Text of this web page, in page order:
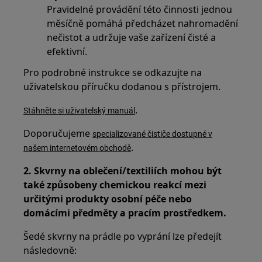
Pravidelné provádění této činnosti jednou
měsíčně pomáhá předcházet nahromadění
nečistot a udržuje vaše zařízení čisté a
efektivní.
Pro podrobné instrukce se odkazujte na
uživatelskou příručku dodanou s přístrojem.
Stáhněte si uživatelský manuál .
Doporučujeme specializované čističe dostupné v
našem internetovém obchodě.
2. Skvrny na oblečení/textiliích mohou být
také způsobeny chemickou reakcí mezi
určitými produkty osobní péče nebo
domácími předměty a pracím prostředkem.
Šedé skvrny na prádle po vyprání lze předejít
následovně: